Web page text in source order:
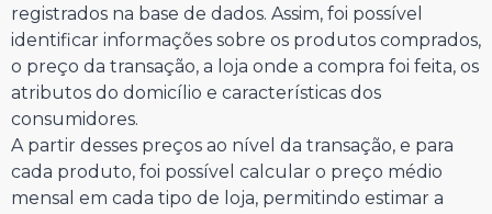
registrados na base de dados. Assim, foi possível
identificar informações sobre os produtos comprados,
o preço da transação, a loja onde a compra foi feita, os
atributos do domicílio e características dos
consumidores.
A partir desses preços ao nível da transação, e para
cada produto, foi possível calcular o preço médio
mensal em cada tipo de loja, permitindo estimar a